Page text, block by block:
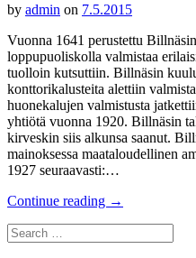
by admin on 7.5.2015
Vuonna 1641 perustettu
loppupuoliskolla valmistaa
tuolloin kutsuttiin. Billnäsin
konttorikalusteita alettiin
huonekalujen valmistusta
yhtiötä vuonna 1920. Billnäsin
kirveskin siis alkunsa saanut.
mainoksessa maataloudellinen
1927 seuraavasti:…
Continue reading →
Search
for: